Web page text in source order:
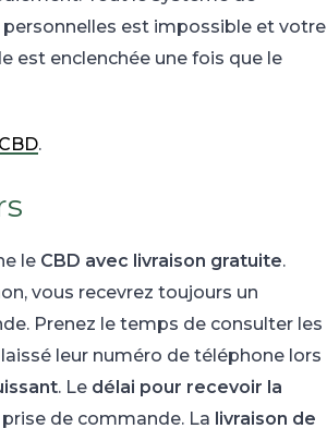
est impossible et votre
est enclenchée une fois que le
.
le CBD avec livraison gratuite.
vous recevrez toujours un
Prenez le temps de consulter les
leur numéro de téléphone lors
. Le délai pour recevoir la
de commande. La livraison de